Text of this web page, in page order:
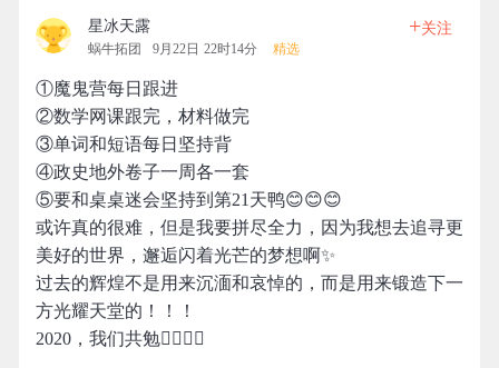
星冰天露
蜗牛拓团 9月22日 22时14分 精选
+关注
①魔鬼营每日跟进
②数学网课跟完，材料做完
③单词和短语每日坚持背
④政史地外卷子一周各一套
⑤要和桌桌迷会坚持到第21天鸭😊😊😊
或许真的很难，但是我要拼尽全力，因为我想去追寻更
美好的世界，邂逅闪着光芒的梦想啊✨
过去的辉煌不是用来沉湎和哀悼的，而是用来锻造下一
方光耀天堂的！！！
2020，我们共勉✊🏻✊🏻